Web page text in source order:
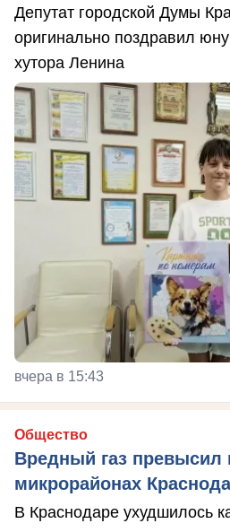
Депутат городской Думы
оригинально поздравил
хутора Ленина
вчера в 15:43
Общество
Вредный газ превысил
микрорайонах
В Краснодаре ухудшилось